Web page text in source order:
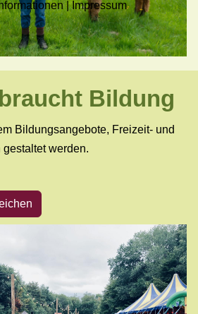
Bildung
Bildungsangebote, Freizeit- und
werden.
|Impressum